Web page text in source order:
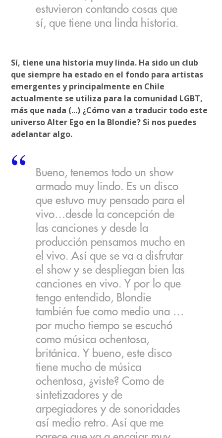
estuvieron contando cosas que
sí, que tiene una linda historia.
Sí, tiene una historia muy linda. Ha sido un club
que siempre ha estado en el fondo para artistas
emergentes y principalmente en Chile
actualmente se utiliza para la comunidad LGBT,
más que nada (...) ¿Cómo van a traducir todo este
universo Alter Ego en la Blondie? Si nos puedes
adelantar algo.
Bueno, tenemos todo un show
armado muy lindo. Es un disco
que estuvo muy pensado para el
vivo…desde la concepción de
las canciones y desde la
producción pensamos mucho en
el vivo. Así que se va a disfrutar
el show y se despliegan bien las
canciones en vivo. Y por lo que
tengo entendido, Blondie
también fue como medio una …
por mucho tiempo se escuchó
como música ochentosa,
británica. Y bueno, este disco
tiene mucho de música
ochentosa, ¿viste? Como de
sintetizadores y de
arpegiadores y de sonoridades
así medio retro. Así que me